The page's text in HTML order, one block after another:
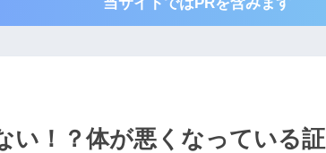
い！？体が悪くなっている証